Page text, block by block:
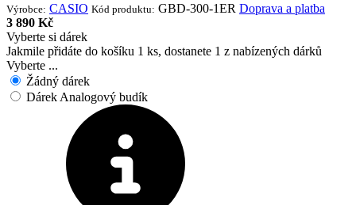
Výrobce: CASIO Kód produktu: GBD-300-1ER Doprava a platba
3 890 Kč
Vyberte si dárek
Jakmile přidáte do košíku 1 ks, dostanete 1 z nabízených dárků
Vyberte ...
Žádný dárek
Dárek Analogový budík